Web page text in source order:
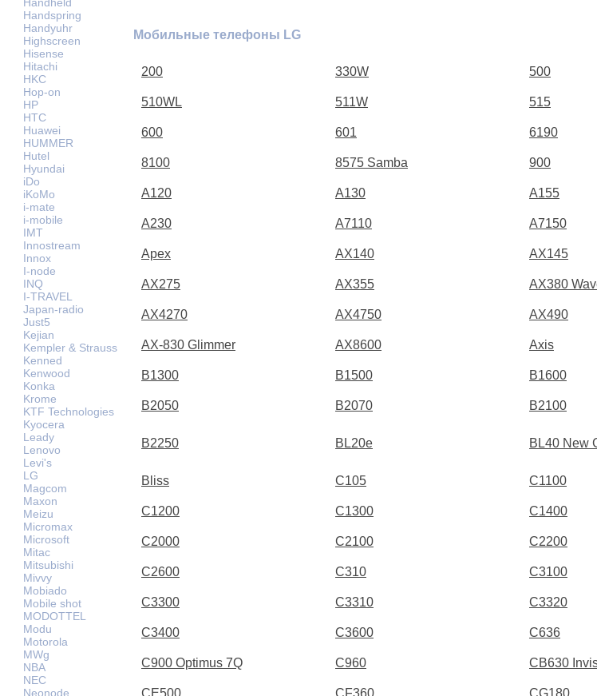
Handspring
Handyuhr
Highscreen
Hisense
Hitachi
HKC
Hop-on
HP
HTC
Huawei
HUMMER
Hutel
Hyundai
iDo
iKoMo
i-mate
i-mobile
IMT
Innostream
Innox
I-node
INQ
I-TRAVEL
Japan-radio
Just5
Kejian
Kempler & Strauss
Kenned
Kenwood
Konka
Krome
KTF Technologies
Kyocera
Leady
Lenovo
Levi's
LG
Magcom
Maxon
Meizu
Micromax
Microsoft
Mitac
Mitsubishi
Mivvy
Mobiado
Mobile shot
MODOTTEL
Modu
Motorola
MWg
NBA
NEC
Neonode
Мобильные телефоны LG
200 330W 500
510WL 511W 515
600 601 6190
8100 8575 Samba 900
A120 A130 A155
A230 A7110 A7150
Apex AX140 AX145
AX275 AX355 AX380
AX4270 AX4750 AX490
AX-830 Glimmer AX8600 Axis
B1300 B1500 B1600
B2050 B2070 B2100
B2250 BL20e BL40 New
Bliss C105 C1100
C1200 C1300 C1400
C2000 C2100 C2200
C2600 C310 C3100
C3300 C3310 C3320
C3400 C3600 C636
C900 Optimus 7Q C960 CB630